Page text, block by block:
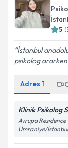
5 (
İstanbul
psikolog ararken
Adres 1
Klinik Psikolog
Avrupa Residence
Ümraniye/İstanbul